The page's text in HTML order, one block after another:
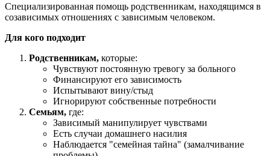
Специализированная помощь родственникам, находящимся в
созависимых отношениях с зависимым человеком.
Для кого подходит
Родственникам, которые:
Чувствуют постоянную тревогу за больного
Финансируют его зависимость
Испытывают вину/стыд
Игнорируют собственные потребности
Семьям, где:
Зависимый манипулирует чувствами
Есть случаи домашнего насилия
Наблюдается "семейная тайна" (замалчивание